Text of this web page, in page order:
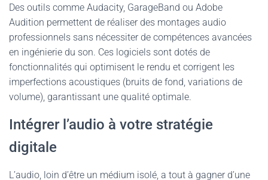
Des outils comme Audacity, GarageBand ou Adobe
Audition permettent de réaliser des montages audio
professionnels sans nécessiter de compétences avancées
en ingénierie du son. Ces logiciels sont dotés de
fonctionnalités qui optimisent le rendu et corrigent les
imperfections acoustiques (bruits de fond, variations de
volume), garantissant une qualité optimale.
Intégrer l’audio à votre stratégie
digitale
L’audio, loin d’être un médium isolé, a tout à gagner d’une